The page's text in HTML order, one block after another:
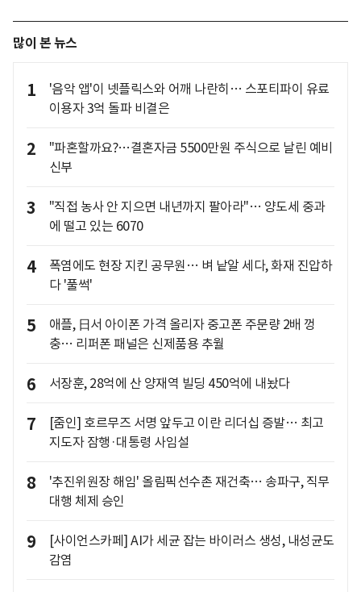
많이 본 뉴스
1
'음악 앱'이 넷플릭스와 어깨 나란히… 스포티파이 유료
이용자 3억 돌파 비결은
2
"파혼할까요?…결혼자금 5500만원 주식으로 날린 예비
신부
3
"직접 농사 안 지으면 내년까지 팔아라"… 양도세 중과
에 떨고 있는 6070
4
폭염에도 현장 지킨 공무원… 벼 낱알 세다, 화재 진압하
다 '풀썩'
5
애플, 日서 아이폰 가격 올리자 중고폰 주문량 2배 껑
충… 리퍼폰 패널은 신제품용 추월
6 서장훈, 28억에 산 양재역 빌딩 450억에 내놨다
7
[줌인] 호르무즈 서명 앞두고 이란 리더십 증발… 최고
지도자 잠행·대통령 사임설
8
'추진위원장 해임' 올림픽선수촌 재건축… 송파구, 직무
대행 체제 승인
9
[사이언스카페] AI가 세균 잡는 바이러스 생성, 내성균도
감염